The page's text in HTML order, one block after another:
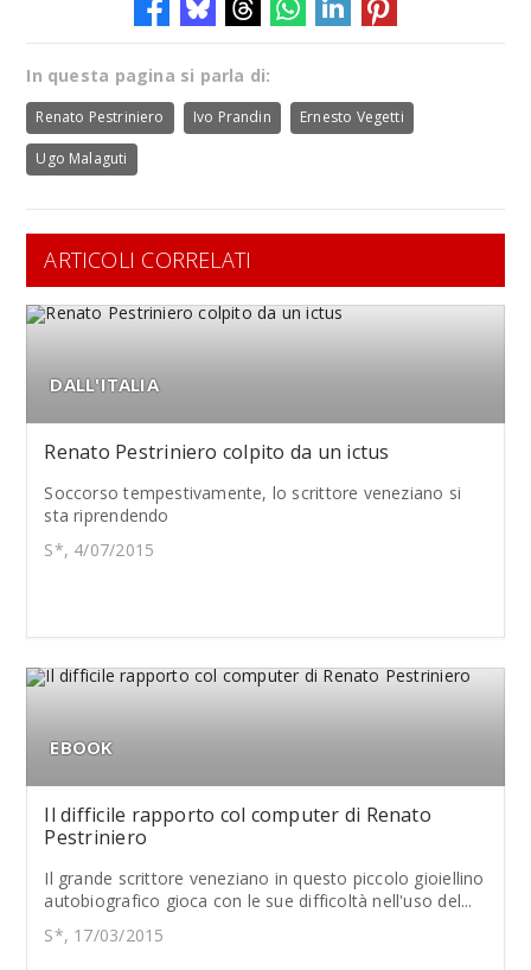
In questa pagina si parla di:
Renato Pestriniero Ivo Prandin Ernesto Vegetti
Ugo Malaguti
ARTICOLI CORRELATI
DALL'ITALIA
Renato Pestriniero colpito da un ictus
Soccorso tempestivamente, lo scrittore veneziano si
sta riprendendo
S*, 4/07/2015
EBOOK
Il difficile rapporto col computer di Renato
Pestriniero
Il grande scrittore veneziano in questo piccolo gioiellino
autobiografico gioca con le sue difficoltà nell'uso del...
S*, 17/03/2015